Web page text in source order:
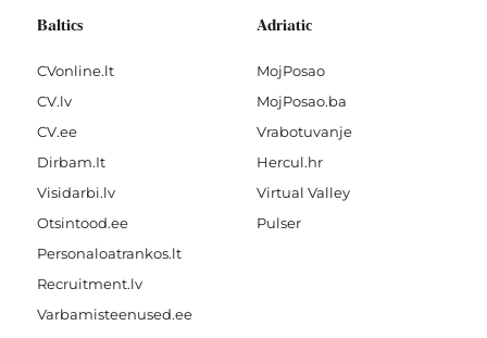
Baltics
CVonline.lt
CV.lv
CV.ee
Dirbam.It
Visidarbi.lv
Otsintood.ee
Personaloatrankos.lt
Recruitment.lv
Varbamisteenused.ee
Adriatic
MojPosao
MojPosao.ba
Vrabotuvanje
Hercul.hr
Virtual Valley
Pulser